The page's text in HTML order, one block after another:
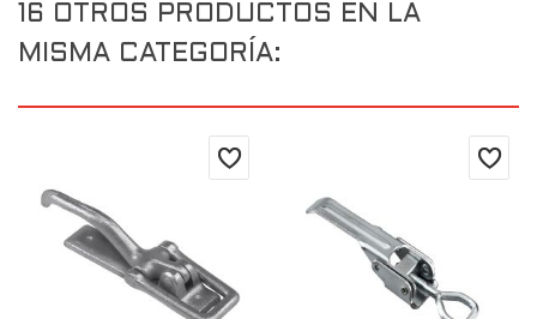
16 OTROS PRODUCTOS EN LA
MISMA CATEGORÍA: